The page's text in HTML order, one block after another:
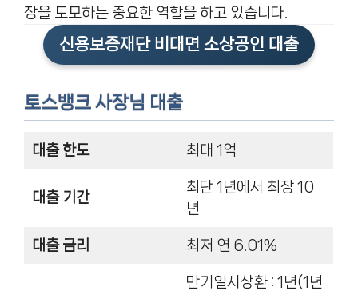
장을 도모하는 중요한 역할을 하고 있습니다.
신용보증재단 비대면 소상공인 대출
토스뱅크 사장님 대출
대출 한도 최대 1억
대출 기간
최단 1년에서 최장 10
년
대출 금리 최저 연 6.01%
만기일시상환 : 1년(1년